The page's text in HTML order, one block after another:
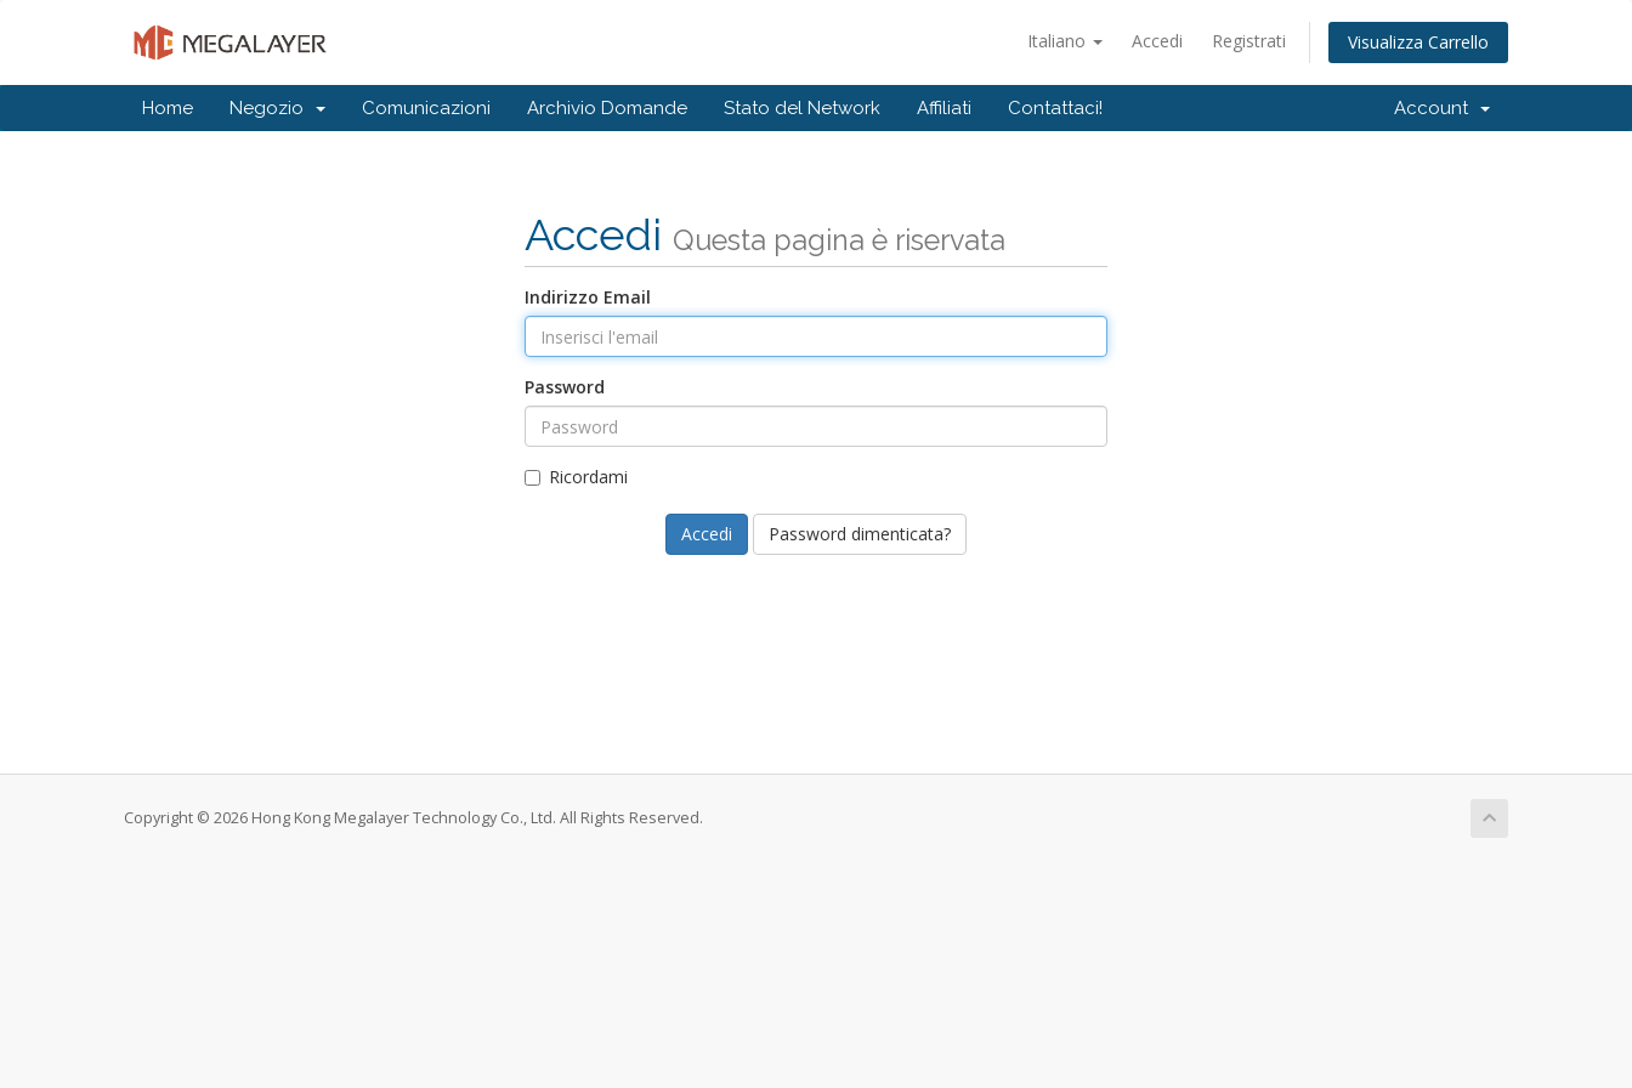
Italiano Accedi Registrati Visualizza Carrello
Home Negozio Comunicazioni Archivio Domande Stato del Network Affiliati Contattaci! Account
Accedi Questa pagina è riservata
Indirizzo Email
Password
Ricordami
Password dimenticata?
Copyright © 2026 Hong Kong Megalayer Technology Co., Ltd. All Rights Reserved.